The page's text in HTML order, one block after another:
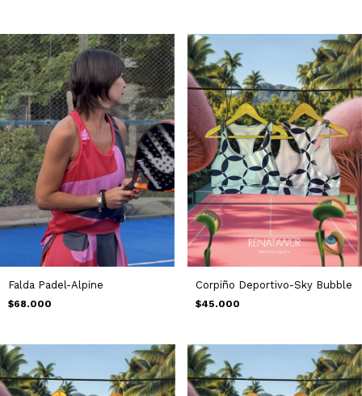
Falda Padel-Alpine
$68.000
Corpiño Deportivo-Sky Bubble
$45.000